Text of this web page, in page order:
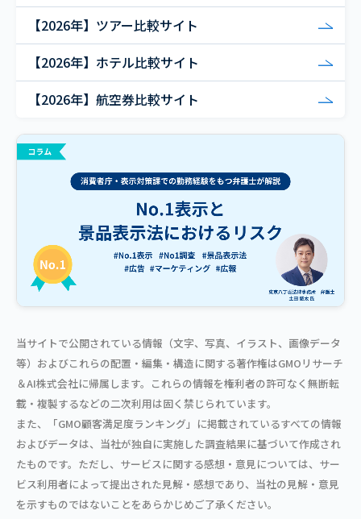
【2026年】ツアー比較サイト
【2026年】ホテル比較サイト
【2026年】航空券比較サイト
当サイトで公開されている情報（文字、写真、イラスト、画像データ
等）およびこれらの配置・編集・構造に関する著作権はGMOリサーチ
＆AI株式会社に帰属します。これらの情報を権利者の許可なく無断転
載・複製するなどの二次利用は固く禁じられています。
また、「GMO顧客満足度ランキング」に掲載されているすべての情報
およびデータは、当社が独自に実施した調査結果に基づいて作成され
たものです。ただし、サービスに関する感想・意見については、サー
ビス利用者によって提出された見解・感想であり、当社の見解・意見
を示すものではないことをあらかじめご了承ください。